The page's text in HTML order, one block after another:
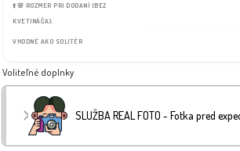
⬆️🌸 ROZMER PRI DODANÍ (BEZ
KVETINÁČA):
VHODNÉ AKO SOLITÉR
Voliteľné doplnky
SLUŽBA REAL FOTO - Fotka pred